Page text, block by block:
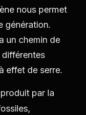
nous permet
génération.
un chemin de
effet de serre.
par la